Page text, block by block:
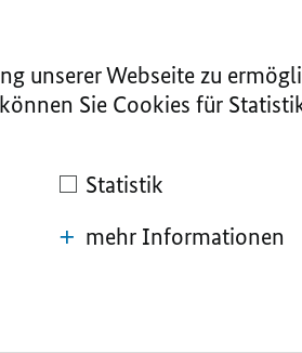
unserer Webseite zu
Sie Cookies für
Statistik
mehr Informationen